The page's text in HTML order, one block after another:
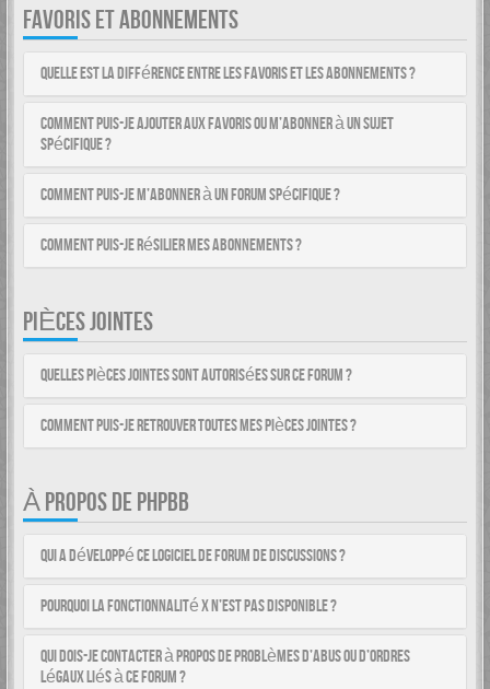
FAVORIS ET ABONNEMENTS
Quelle est la différence entre les favoris et les abonnements ?
Comment puis-je ajouter aux favoris ou m’abonner à un sujet
spécifique ?
Comment puis-je m’abonner à un forum spécifique ?
Comment puis-je résilier mes abonnements ?
PIÈCES JOINTES
Quelles pièces jointes sont autorisées sur ce forum ?
Comment puis-je retrouver toutes mes pièces jointes ?
À PROPOS DE PHPBB
Qui a développé ce logiciel de forum de discussions ?
Pourquoi la fonctionnalité X n’est pas disponible ?
Qui dois-je contacter à propos de problèmes d’abus ou d’ordres
légaux liés à ce forum ?